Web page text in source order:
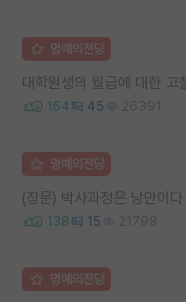
명예의전당
대학원생의 월급에 대한
164 45 26391
명예의전당
(장문) 박사과정은 낭만이다
138 15 21798
명예의전당